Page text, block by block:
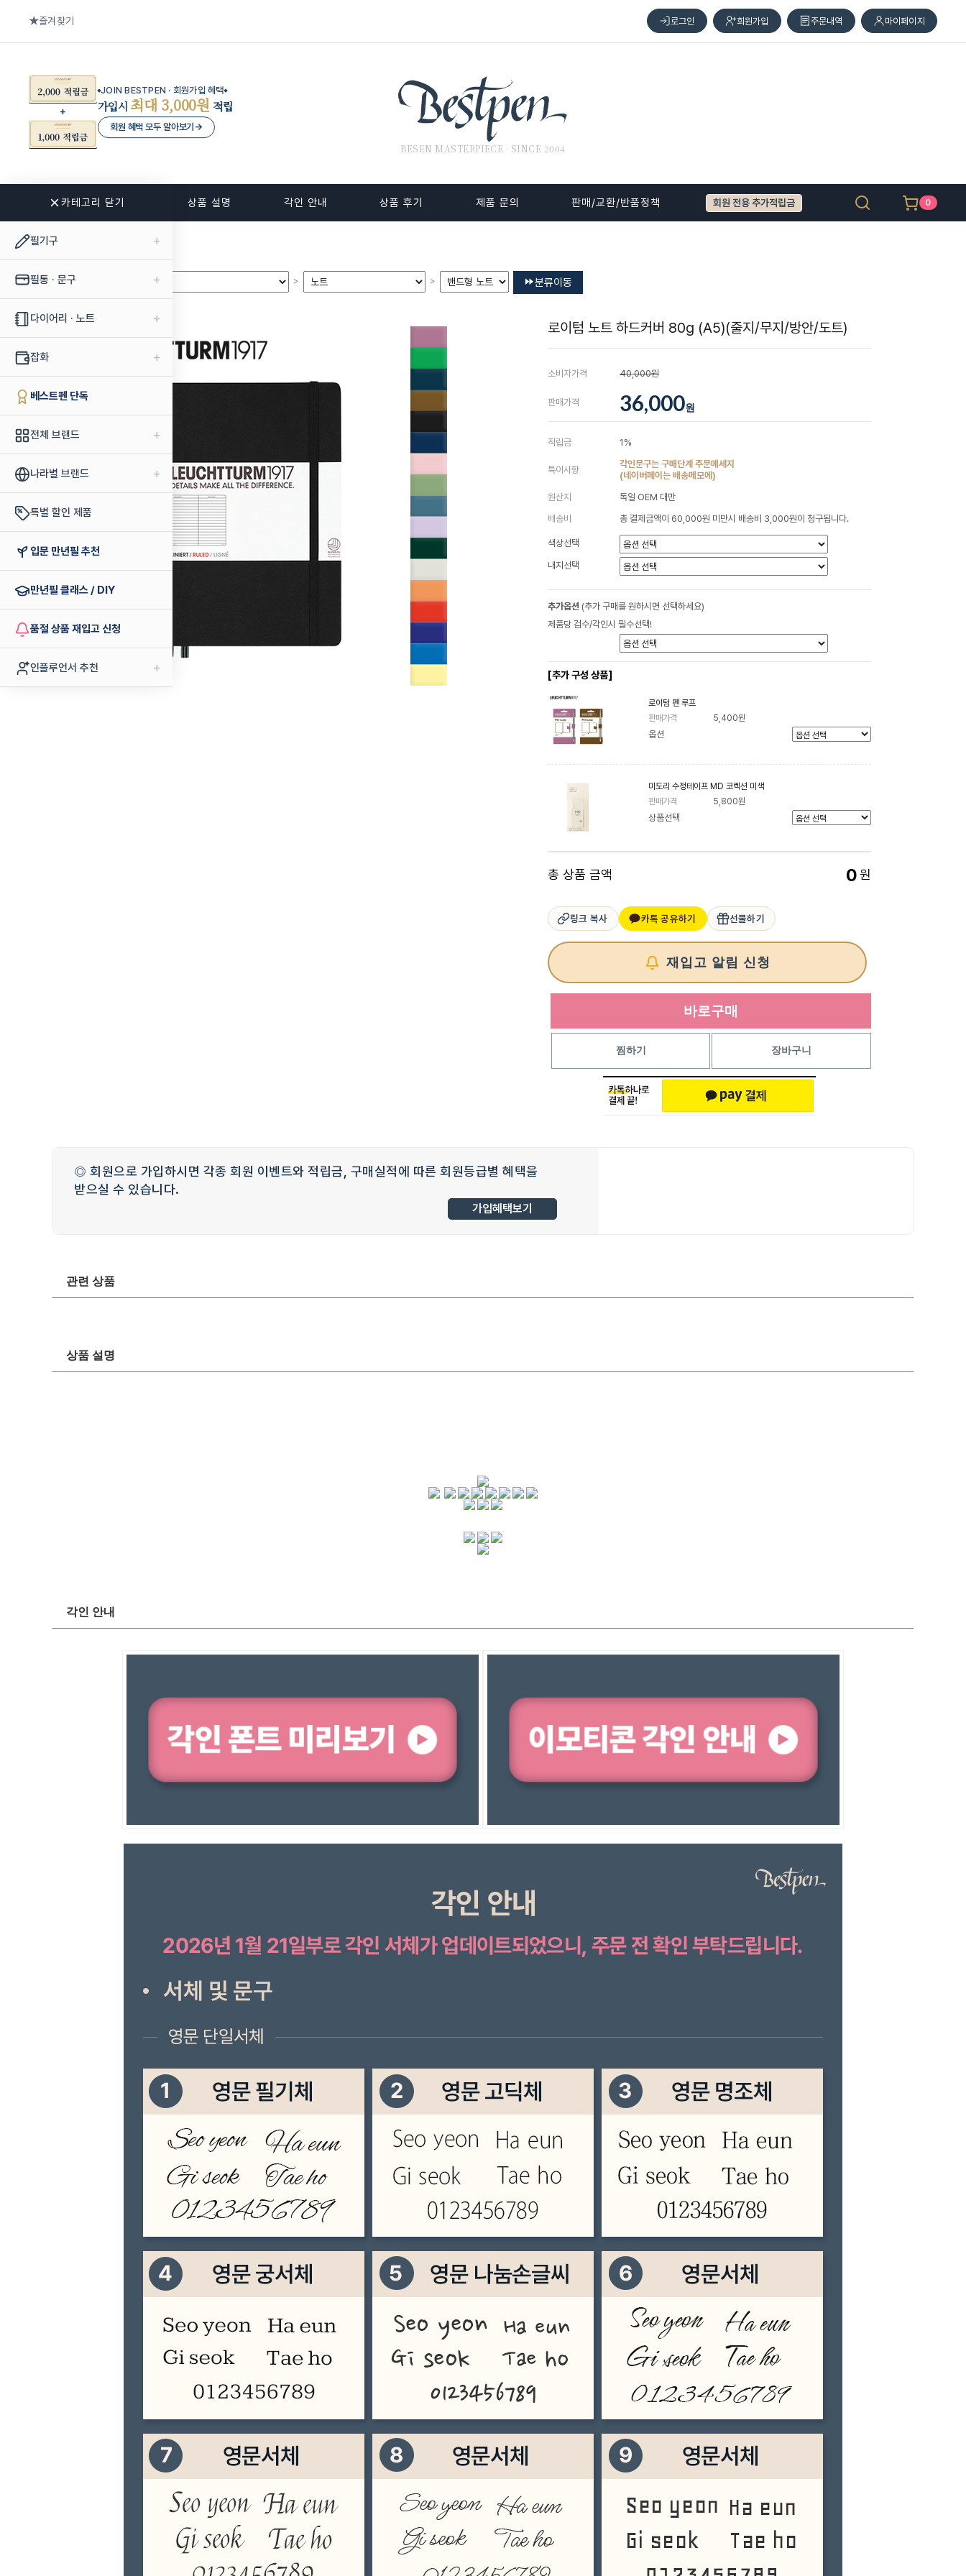
즐겨찾기
JOIN BESTPEN · 회원가입 혜택
가입시 최대 3,000원 적립
회원 혜택 모두 알아보기 →
로그인 회원가입 주문내역 마이페이지
BESEN MASTERPIECE · SINCE 2004
카테고리 닫기
필기구 +
필통 · 문구 +
다이어리 · 노트 +
잡화 +
베스트펜 단독
전체 브랜드 +
나라별 브랜드 +
특별 할인 제품
입문 만년필 추천
만년필 클래스 / DIY
품절 상품 재입고 신청
인플루언서 추천 +
관련 상품 상품 설명 각인 안내 상품 후기 제품 문의 판매/교환/반품정책 회원 전용 추가적립금 0
> > 분류이동
로이텀 노트 하드커버 80g (A5)(줄지/무지/방안/도트)
소비자가격 40,000원
판매가격 36,000원
적립금 1%
특이사항
각인문구는 구매단계 주문메세지
(네이버페이는 배송메모에)
원산지
독일 OEM 대만
배송비
총 결제금액이 60,000원 미만시 배송비 3,000원이 청구됩니다.
색상선택
내지선택
추가옵션 (추가 구매를 원하시면 선택하세요)
제품당 검수/각인시 필수선택!
[추가 구성 상품]
로이텀 펜 루프
판매가격
5,400원
옵션
미도리 수정테이프 MD 코렉션 미색
판매가격
5,800원
상품선택
총 상품 금액 0원
링크 복사 카톡 공유하기 선물하기
재입고 알림 신청
바로구매
장바구니
찜하기
◎ 회원으로 가입하시면 각종 회원 이벤트와 적립금, 구매실적에 따른 회원등급별 혜택을
받으실 수 있습니다.
가입혜택보기
관련 상품
상품 설명
각인 안내